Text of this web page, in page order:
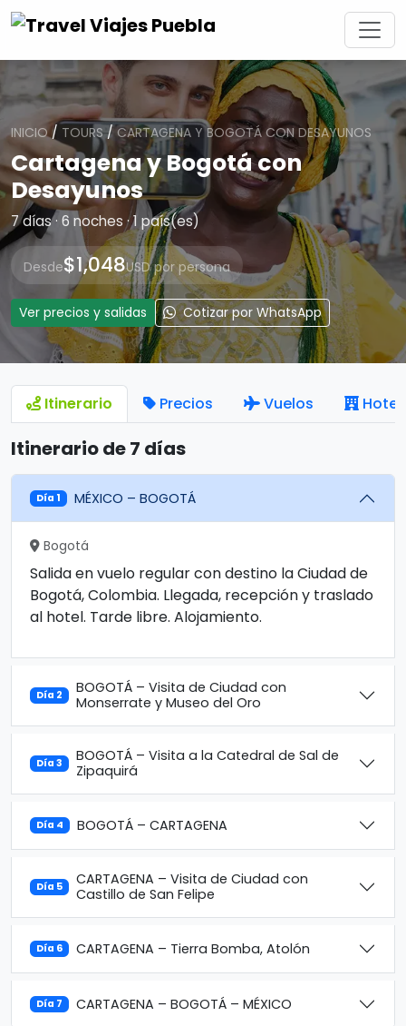
INICIO/ TOURS/ CARTAGENA Y BOGOTÁ CON DESAYUNOS
Cartagena y Bogotá con
Desayunos
7 días · 6 noches · 1 país(es)
Desde$1,048USD por persona
Ver precios y salidas Cotizar por WhatsApp
Itinerario Precios Vuelos
Itinerario de 7 días
Día 1 MÉXICO – BOGOTÁ
Bogotá
Salida en vuelo regular con destino la Ciudad de
Bogotá, Colombia. Llegada, recepción y traslado
al hotel. Tarde libre. Alojamiento.
Día 2
BOGOTÁ – Visita de Ciudad con
Monserrate y Museo del Oro
Día 3
BOGOTÁ – Visita a la Catedral de Sal de
Zipaquirá
Día 4 BOGOTÁ – CARTAGENA
Día 5
CARTAGENA – Visita de Ciudad con
Castillo de San Felipe
Día 6 CARTAGENA – Tierra Bomba, Atolón
Día 7 CARTAGENA – BOGOTÁ – MÉXICO